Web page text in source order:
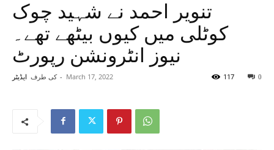
تنویر احمد نے شہید چوک
کوٹلی میں کیوں بیٹھے تھے۔
نیوز انٹرونشن رپورٹ
کی طرف ایڈیٹر - March 17, 2022 0
117